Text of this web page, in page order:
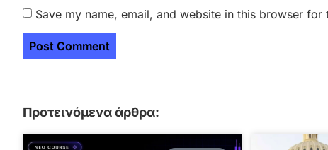
Save my name, email, and website in this browser for
Προτεινόμενα άρθρα: